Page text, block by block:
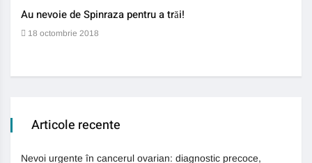
Au nevoie de Spinraza pentru a trăi!
18 octombrie 2018
Articole recente
Nevoi urgente în cancerul ovarian: diagnostic precoce,